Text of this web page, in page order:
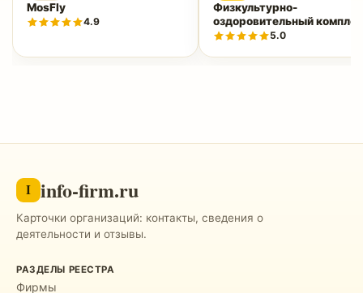
MosFly
4.9
Физкультурно-
оздоровительный
«Нептун» 5.0
I info-firm.ru
Карточки организаций: контакты, сведения о
деятельности и отзывы.
РАЗДЕЛЫ РЕЕСТРА
Фирмы